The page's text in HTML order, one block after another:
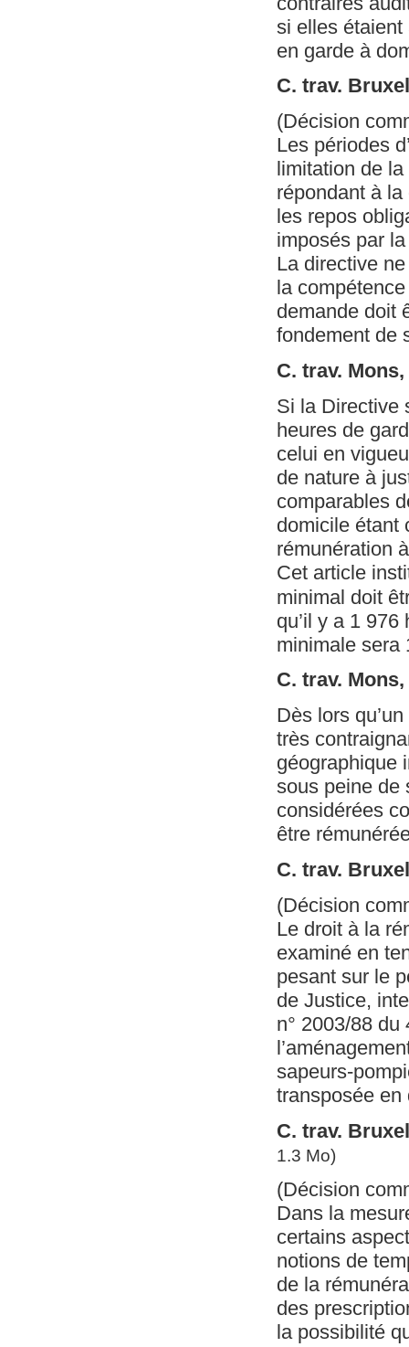
si elles étaient
en garde à
C. trav.
(Décision
Les périodes
limitation de la
répondant à
les repos
imposés par
La directive
la
demande doit
fondement de
C. trav.
Si la Directive
heures de
celui en
de nature à
comparables
domicile étant
rémunération
Cet article
minimal doit
qu’il y a 1
minimale sera
C. trav.
Dès lors
très
géographique
sous peine de
considérées
être
C. trav.
(Décision
Le droit à la
examiné en
pesant sur le
de Justice,
n° 2003/88
sapeurs-
transposée en
C. trav.
1.3 Mo)
(Décision
Dans la
certains
notions de
de la
des
la possibilité